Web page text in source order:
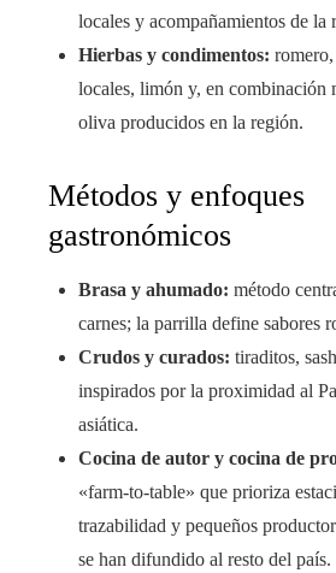
locales y acompañamientos de la
Hierbas y condimentos:
locales, limón y, en combinación
oliva producidos en la región.
Métodos y enfoques
gastronómicos
Brasa y ahumado: método
carnes; la parrilla define sabores
Crudos y curados: tiraditos,
inspirados por la proximidad al
asiática.
Cocina de autor y cocina de
«farm-to-table» que prioriza
trazabilidad y pequeños
se han difundido al resto del país.